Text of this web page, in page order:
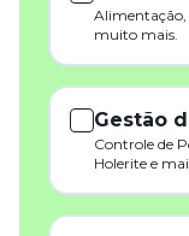
Alimentação,
muito mais.
Gestão
Controle de
Holerite e